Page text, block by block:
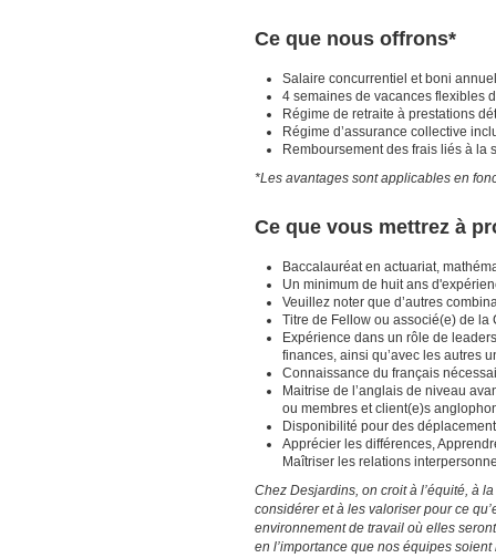
Ce que nous offrons*
Salaire concurrentiel et boni annuel
4 semaines de vacances flexibles
Régime de retraite à prestations
Régime d’assurance collective
Remboursement des frais liés à la
*Les avantages sont applicables en
Ce que vous mettrez à
Baccalauréat en actuariat,
Un minimum de huit ans
Veuillez noter que d’autres
Titre de Fellow ou associé(e) de la
Expérience dans un rôle de
finances, ainsi qu’avec les autres
Connaissance du français
Maitrise de l’anglais de niveau
ou membres et client(e)s
Disponibilité pour des
Apprécier les différences,
Maîtriser les relations
Chez Desjardins, on croit à l’équité, à
considérer et à les valoriser pour ce
environnement de travail où elles
en l’importance que nos équipes